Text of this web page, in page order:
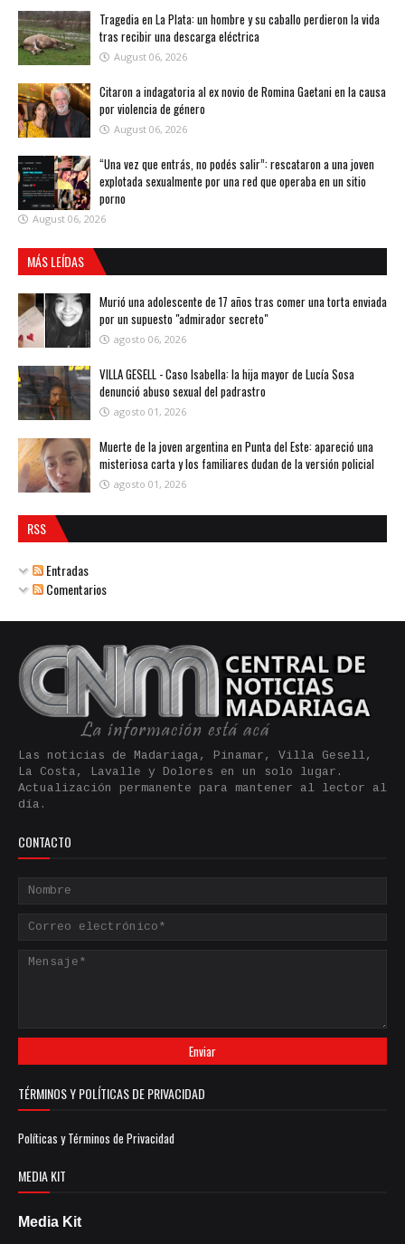
Tragedia en La Plata: un hombre y su caballo perdieron la vida
tras recibir una descarga eléctrica
August 06, 2026
Citaron a indagatoria al ex novio de Romina Gaetani en la causa
por violencia de género
August 06, 2026
“Una vez que entrás, no podés salir”: rescataron a una joven
explotada sexualmente por una red que operaba en un sitio
porno
August 06, 2026
MÁS LEÍDAS
Murió una adolescente de 17 años tras comer una torta enviada
por un supuesto "admirador secreto"
agosto 06, 2026
VILLA GESELL - Caso Isabella: la hija mayor de Lucía Sosa
denunció abuso sexual del padrastro
agosto 01, 2026
Muerte de la joven argentina en Punta del Este: apareció una
misteriosa carta y los familiares dudan de la versión policial
agosto 01, 2026
RSS
Entradas
Comentarios
Las noticias de Madariaga, Pinamar, Villa Gesell,
La Costa, Lavalle y Dolores en un solo lugar.
Actualización permanente para mantener al lector al
día.
CONTACTO
TÉRMINOS Y POLÍTICAS DE PRIVACIDAD
Políticas y Términos de Privacidad
MEDIA KIT
Media Kit